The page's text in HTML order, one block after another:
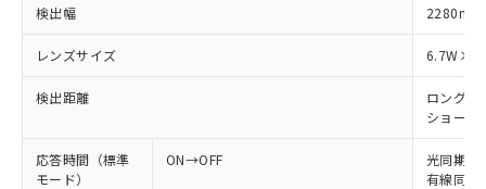
検出幅 2280mm
レンズサイズ
検出距離
ロング
ショート
応答時間（標準
モード）
ON→OFF
光同期:
有線同期